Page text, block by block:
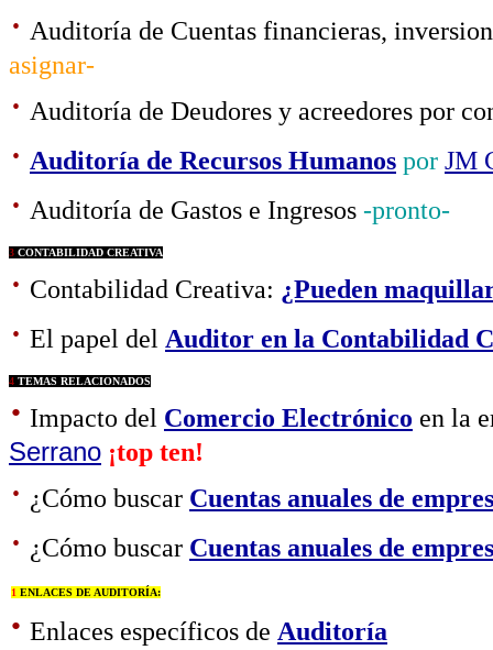
· Auditoría de Cuentas financieras,
asignar-
· Auditoría de Deudores y acreedores por
· Auditoría de Recursos Humanos por JM
· Auditoría de Gastos e Ingresos -pronto-
3 CONTABILIDAD CREATIVA
· Contabilidad Creativa: ¿Pueden
· El papel del Auditor en la Contabilidad
4 TEMAS RELACIONADOS
· Impacto del Comercio Electrónico en la
Serrano ¡top ten!
· ¿Cómo buscar Cuentas anuales de
· ¿Cómo buscar Cuentas anuales de
1 ENLACES DE AUDITORÍA:
· Enlaces específicos de Auditoría